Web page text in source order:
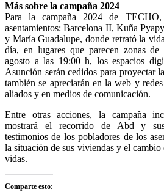
Más sobre la campaña 2024
Para la campaña 2024 de
asentamientos: Barcelona II, Kuña
y María Guadalupe, donde retrató la
día, en lugares que parecen zonas
agosto a las 19:00 h, los espacios
Asunción serán cedidos para proyectar
también se apreciarán en la web y
aliados y en medios de comunicación.
Entre otras acciones, la campaña
mostrará el recorrido de Abd y
testimonios de los pobladores de los
la situación de sus viviendas y el
vidas.
Comparte esto: